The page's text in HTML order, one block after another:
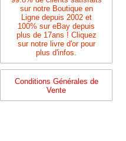
sur notre Boutique en
Ligne depuis 2002 et
100% sur eBay depuis
plus de 17ans ! Cliquez
sur notre livre d'or pour
plus d'infos.
Conditions Générales de
Vente